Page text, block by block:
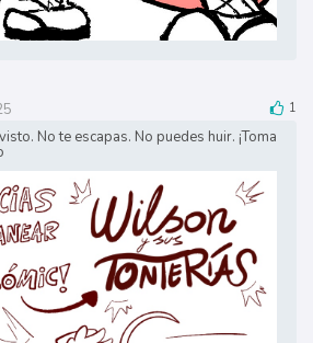
1
No te escapas. No puedes huir. ¡Toma